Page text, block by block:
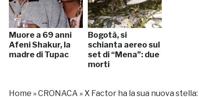
Muore a 69 anni
Afeni Shakur, la
madre di Tupac
Bogotà, si
schianta aereo sul
set di “Mena”: due
morti
Home »CRONACA » X Factor ha la sua nuova stella: